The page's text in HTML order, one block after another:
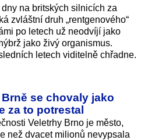
na britských silnicích za
zvláštní druh „rentgenového“
po letech už neodvíjí jako
jako živý organismus.
letech viditelně chřadne.
se chovaly jako
za to potrestal
Veletrhy Brno je město,
než dvacet milionů nevypsala